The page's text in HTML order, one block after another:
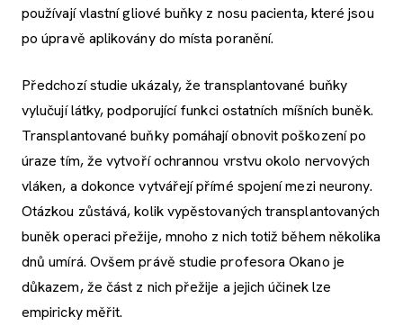
používají vlastní gliové buňky z nosu pacienta, které jsou
po úpravě aplikovány do místa poranění.
Předchozí studie ukázaly, že transplantované buňky
vylučují látky, podporující funkci ostatních míšních buněk.
Transplantované buňky pomáhají obnovit poškození po
úraze tím, že vytvoří ochrannou vrstvu okolo nervových
vláken, a dokonce vytvářejí přímé spojení mezi neurony.
Otázkou zůstává, kolik vypěstovaných transplantovaných
buněk operaci přežije, mnoho z nich totiž během několika
dnů umírá. Ovšem právě studie profesora Okano je
důkazem, že část z nich přežije a jejich účinek lze
empiricky měřit.